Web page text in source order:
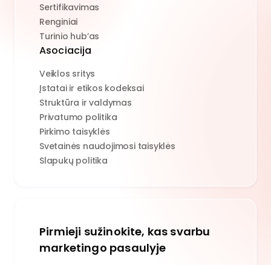
Sertifikavimas
Renginiai
Turinio hub’as
Asociacija
Veiklos sritys
Įstatai ir etikos kodeksai
Struktūra ir valdymas
Privatumo politika
Pirkimo taisyklės
Svetainės naudojimosi taisyklės
Slapukų politika
Pirmieji sužinokite, kas svarbu
marketingo pasaulyje